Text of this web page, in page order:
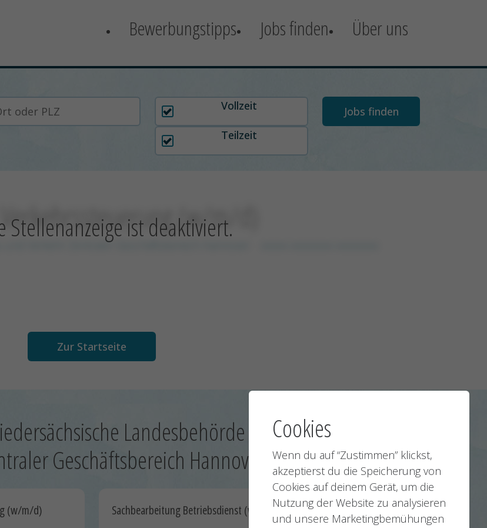
Bewerbungstipps Jobs finden Über uns
Arbeitszeit auswählen
Vollzeit
Teilzeit
Stellenanzeige ist deaktiviert.
(w/m/d)
Verkehr Zentraler Geschäftsbereich Hannover
Zur Startseite
Landesbehörde für Straßenbau und
Geschäftsbereich Hannover:
(w/m/d) Sachbearbeitung Betriebsdienst (w/m/d)
Cookies
Wenn du auf “Zustimmen” klickst,
akzeptierst du die Speicherung von
Cookies auf deinem Gerät, um die
Nutzung der Website zu analysieren
und unsere Marketingbemühungen